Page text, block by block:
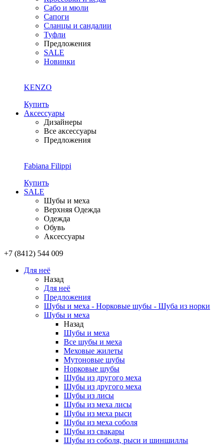
Сабо и мюли
Сапоги
Сланцы и сандалии
Туфли
Предложения
SALE
Новинки
KENZO
Купить
Аксессуары
Дизайнеры
Все аксессуары
Предложения
Fabiana Filippi
Купить
SALE
Шубы и меха
Верхняя Одежда
Одежда
Обувь
Аксессуары
+7 (8412) 544 009
Для неё
Назад
Для неё
Предложения
Шубы и меха - Норковые шубы - Шуба из норки
Шубы и меха
Назад
Шубы и меха
Все шубы и меха
Меховые жилеты
Мутоновые шубы
Норковые шубы
Шубы из другого меха
Шубы из другого меха
Шубы из лисы
Шубы из меха лисы
Шубы из меха рыси
Шубы из меха соболя
Шубы из свакары
Шубы из соболя, рыси и шиншиллы